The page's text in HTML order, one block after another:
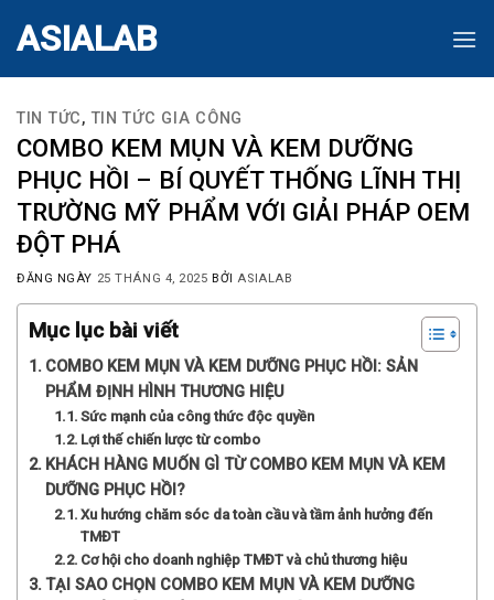
ASIALAB
TIN TỨC,TIN TỨC GIA CÔNG
COMBO KEM MỤN VÀ KEM DƯỠNG
PHỤC HỒI – BÍ QUYẾT THỐNG LĨNH THỊ
TRƯỜNG MỸ PHẨM VỚI GIẢI PHÁP OEM
ĐỘT PHÁ
ĐĂNG NGÀY 25 THÁNG 4, 2025 BỞIASIALAB
Mục lục bài viết
COMBO KEM MỤN VÀ KEM DƯỠNG PHỤC HỒI: SẢN
PHẨM ĐỊNH HÌNH THƯƠNG HIỆU
Sức mạnh của công thức độc quyền
Lợi thế chiến lược từ combo
KHÁCH HÀNG MUỐN GÌ TỪ COMBO KEM MỤN VÀ KEM
DƯỠNG PHỤC HỒI?
Xu hướng chăm sóc da toàn cầu và tầm ảnh hưởng đến
TMĐT
Cơ hội cho doanh nghiệp TMĐT và chủ thương hiệu
TẠI SAO CHỌN COMBO KEM MỤN VÀ KEM DƯỠNG